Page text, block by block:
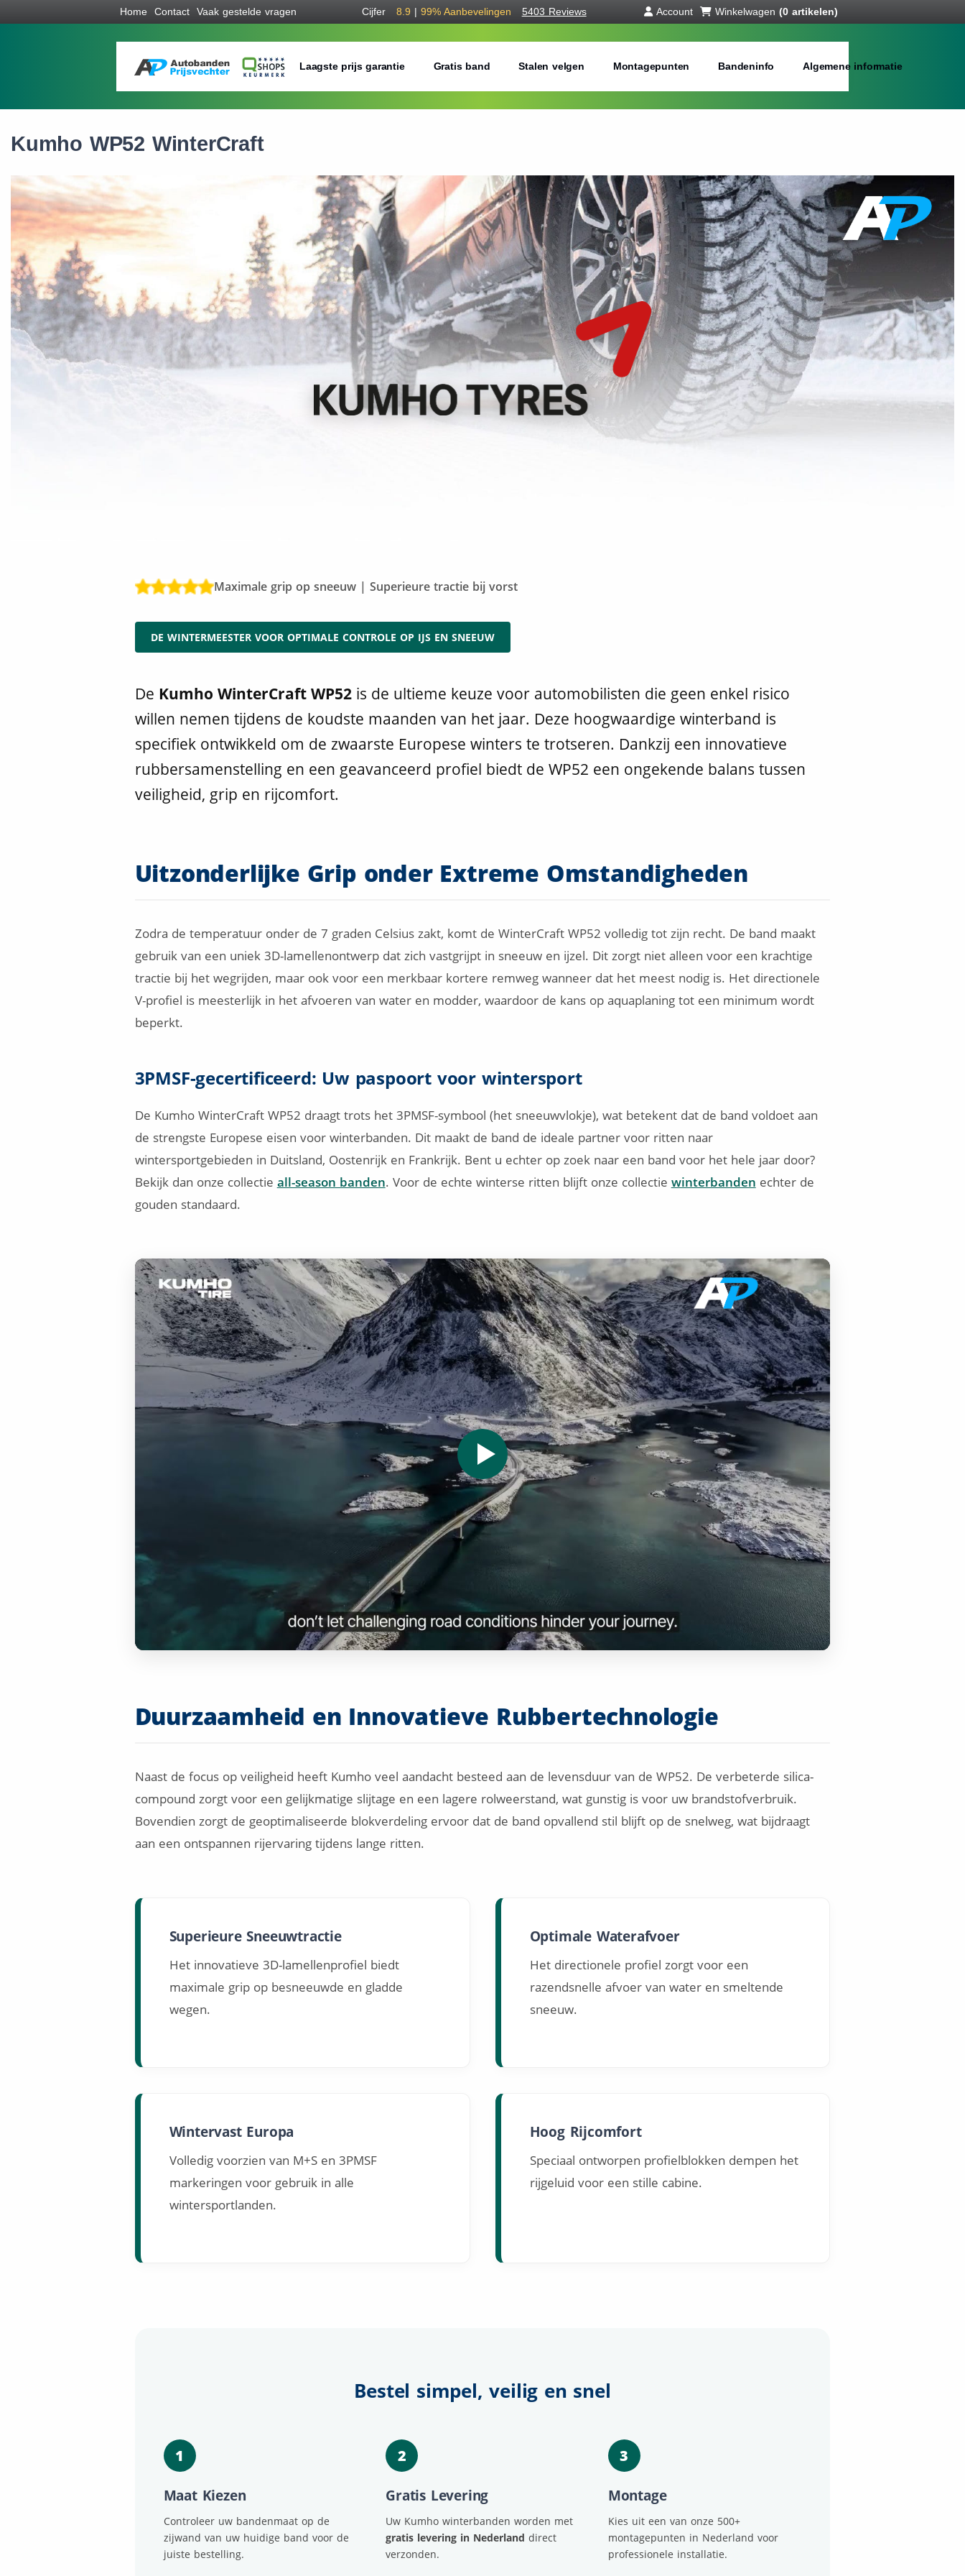
Home Contact Vaak gestelde vragen Cijfer 8.9 | 99% Aanbevelingen 5403 Reviews Account Winkelwagen (0 artikelen)
Laagste prijs garantie Gratis band Stalen velgen Montagepunten Bandeninfo Algemene informatie
Kumho WP52 WinterCraft
Maximale grip op sneeuw | Superieure tractie bij vorst
DE WINTERMEESTER VOOR OPTIMALE CONTROLE OP IJS EN SNEEUW
De Kumho WinterCraft WP52is de ultieme keuze voor automobilisten die geen enkel risico
willen nemen tijdens de koudste maanden van het jaar. Deze hoogwaardige winterband is
specifiek ontwikkeld om de zwaarste Europese winters te trotseren. Dankzij een innovatieve
rubbersamenstelling en een geavanceerd profiel biedt de WP52 een ongekende balans tussen
veiligheid, grip en rijcomfort.
Uitzonderlijke Grip onder Extreme Omstandigheden
Zodra de temperatuur onder de 7 graden Celsius zakt, komt de WinterCraft WP52 volledig tot zijn recht. De band maakt
gebruik van een uniek 3D-lamellenontwerp dat zich vastgrijpt in sneeuw en ijzel. Dit zorgt niet alleen voor een krachtige
tractie bij het wegrijden, maar ook voor een merkbaar kortere remweg wanneer dat het meest nodig is. Het directionele
V-profiel is meesterlijk in het afvoeren van water en modder, waardoor de kans op aquaplaning tot een minimum wordt
beperkt.
3PMSF-gecertificeerd: Uw paspoort voor wintersport
De Kumho WinterCraft WP52 draagt trots het 3PMSF-symbool (het sneeuwvlokje), wat betekent dat de band voldoet aan
de strengste Europese eisen voor winterbanden. Dit maakt de band de ideale partner voor ritten naar
wintersportgebieden in Duitsland, Oostenrijk en Frankrijk. Bent u echter op zoek naar een band voor het hele jaar door?
Bekijk dan onze collectie all-season banden. Voor de echte winterse ritten blijft onze collectie winterbanden echter de
gouden standaard.
Duurzaamheid en Innovatieve Rubbertechnologie
Naast de focus op veiligheid heeft Kumho veel aandacht besteed aan de levensduur van de WP52. De verbeterde silica-
compound zorgt voor een gelijkmatige slijtage en een lagere rolweerstand, wat gunstig is voor uw brandstofverbruik.
Bovendien zorgt de geoptimaliseerde blokverdeling ervoor dat de band opvallend stil blijft op de snelweg, wat bijdraagt
aan een ontspannen rijervaring tijdens lange ritten.
Superieure Sneeuwtractie
Het innovatieve 3D-lamellenprofiel biedt
maximale grip op besneeuwde en gladde
wegen.
Optimale Waterafvoer
Het directionele profiel zorgt voor een
razendsnelle afvoer van water en smeltende
sneeuw.
Wintervast Europa
Volledig voorzien van M+S en 3PMSF
markeringen voor gebruik in alle
wintersportlanden.
Hoog Rijcomfort
Speciaal ontworpen profielblokken dempen het
rijgeluid voor een stille cabine.
Bestel simpel, veilig en snel
1
Maat Kiezen
Controleer uw bandenmaat op de
zijwand van uw huidige band voor de
juiste bestelling.
2
Gratis Levering
Uw Kumho winterbanden worden met
gratis levering in Nederland direct
verzonden.
3
Montage
Kies uit een van onze 500+
montagepunten in Nederland voor
professionele installatie.